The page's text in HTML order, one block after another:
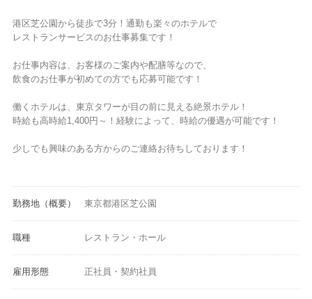
港区芝公園から徒歩で3分！通勤も楽々のホテルで
レストランサービスのお仕事募集です！
お仕事内容は、お客様のご案内や配膳等なので、
飲食のお仕事が初めての方でも応募可能です！
働くホテルは、東京タワーが目の前に見える絶景ホテル！
時給も高時給1,400円～！経験によって、時給の優遇が可能です！
少しでも興味のある方からのご連絡お待ちしております！
勤務地（概要） 東京都港区芝公園
職種 レストラン・ホール
雇用形態 正社員・契約社員